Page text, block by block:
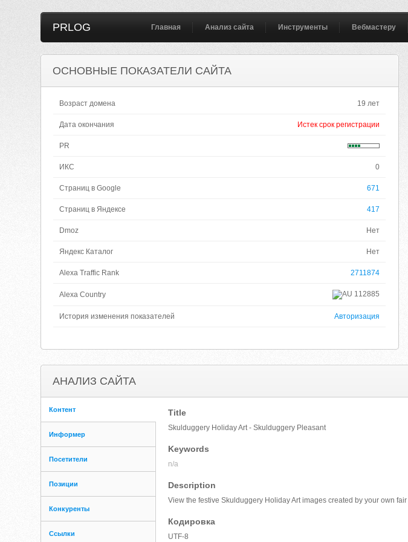
PRLOG Главная Анализ сайта Инструменты Вебмастеру
ОСНОВНЫЕ ПОКАЗАТЕЛИ САЙТА
Возраст домена 19 лет
Дата окончания Истек срок регистрации
PR
ИКС 0
Страниц в Google 671
Страниц в Яндексе 417
Dmoz Нет
Яндекс Каталог Нет
Alexa Traffic Rank 2711874
Alexa Country 112885
История изменения показателей Авторизация
АНАЛИЗ САЙТА
Контент
Информер
Посетители
Позиции
Конкуренты
Ссылки
Title
Skulduggery Holiday Art - Skulduggery Pleasant
Keywords
n/a
Description
View the festive Skulduggery Holiday Art images created by your own
Кодировка
UTF-8